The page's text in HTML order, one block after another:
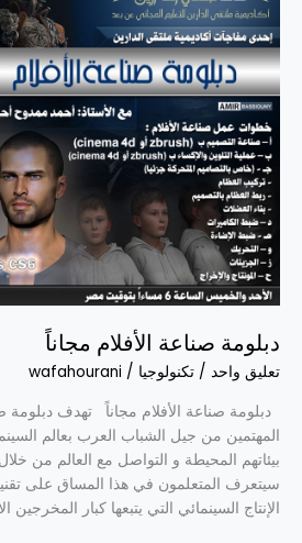
دبلومة صناعة الأفلام مجاناً
تعليق واحد / تكنولوجيا /
wafahourani
دبلومة صناعة الأفلام مجاناً تهدف دبلومة
المهتمين من جيل الشباب العرب بعالم
بيئاتهم المحيطة و التواصل مع العالم من
سيتعرف المتعلمون في هذا المساق على
الإنتاج السينمائي التي يتبعها كبار
الأفلام
مجاناً